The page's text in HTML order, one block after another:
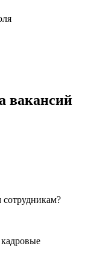
вакансий